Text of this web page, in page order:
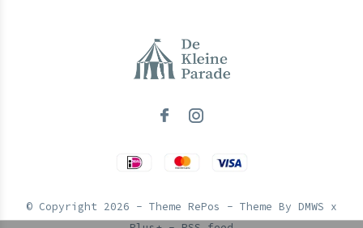
© Copyright 2026 - Theme RePos - Theme By DMWS x